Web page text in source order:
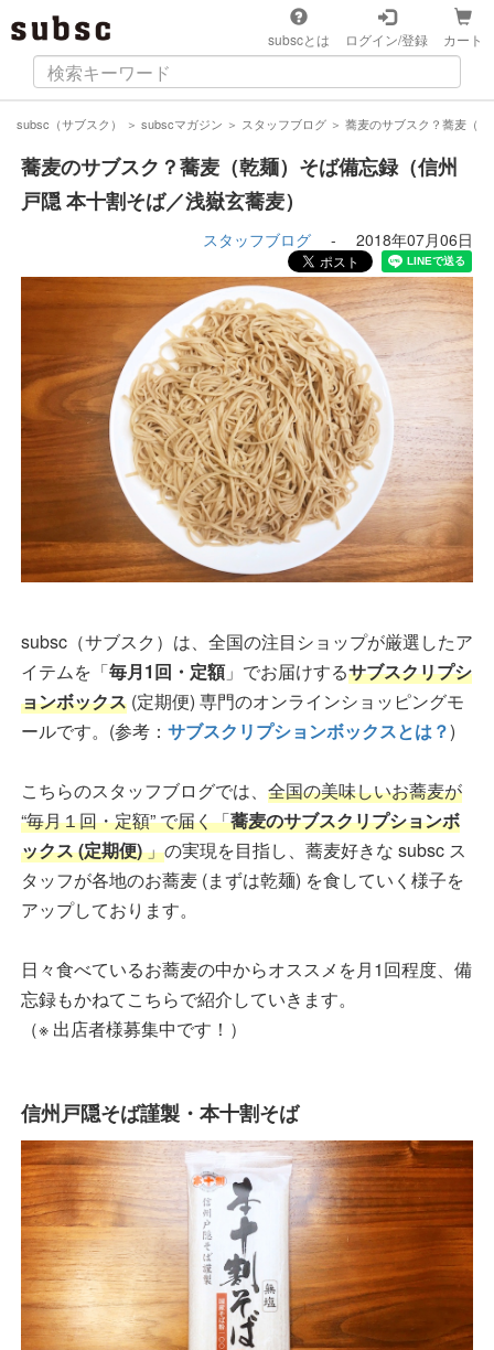
subscとは ログイン/登録 カート
subsc（サブスク） ＞ subscマガジン ＞ スタッフブログ ＞ 蕎麦のサブスク？蕎麦（
蕎麦のサブスク？蕎麦（乾麺）そば備忘録（信州
戸隠 本十割そば／浅嶽玄蕎麦）
スタッフブログ - 2018年07月06日
subsc（サブスク）は、全国の注目ショップが厳選したア
イテムを「毎月1回・定額」でお届けするサブスクリプシ
ョンボックス (定期便) 専門のオンラインショッピングモ
ールです。(参考： サブスクリプションボックスとは？)
こちらのスタッフブログでは、 全国の美味しいお蕎麦が
“毎月１回・定額” で届く「蕎麦のサブスクリプションボ
ックス (定期便)」の実現を目指し、蕎麦好きな subsc ス
タッフが各地のお蕎麦 (まずは乾麺) を食していく様子を
アップしております。
日々食べているお蕎麦の中からオススメを月1回程度、備
忘録もかねてこちらで紹介していきます。
（※ 出店者様募集中です！）
信州戸隠そば謹製・本十割そば